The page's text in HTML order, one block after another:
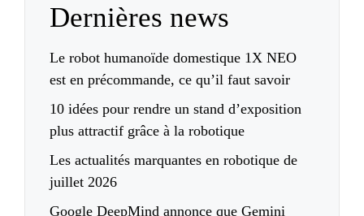
Dernières news
Le robot humanoïde domestique 1X NEO
est en précommande, ce qu’il faut savoir
10 idées pour rendre un stand d’exposition
plus attractif grâce à la robotique
Les actualités marquantes en robotique de
juillet 2026
Google DeepMind annonce que Gemini